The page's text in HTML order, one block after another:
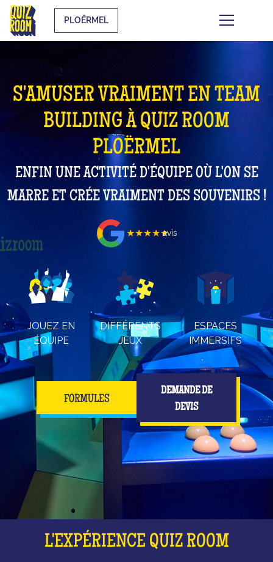
PLOËRMEL
S'AMUSER VRAIMENT EN TEAM
BUILDING À QUIZ ROOM
PLOËRMEL
ENFIN UNE ACTIVITÉ D'ÉQUIPE OÙ L'ON SE
MARRE ET CRÉE VRAIMENT DES SOUVENIRS !
★★★★★avis
JOUEZ EN
ÉQUIPE
DIFFÉRENTS
JEUX
ESPACES
IMMERSIFS
FORMULES
DEMANDE DE
DEVIS
L'EXPÉRIENCE QUIZ ROOM